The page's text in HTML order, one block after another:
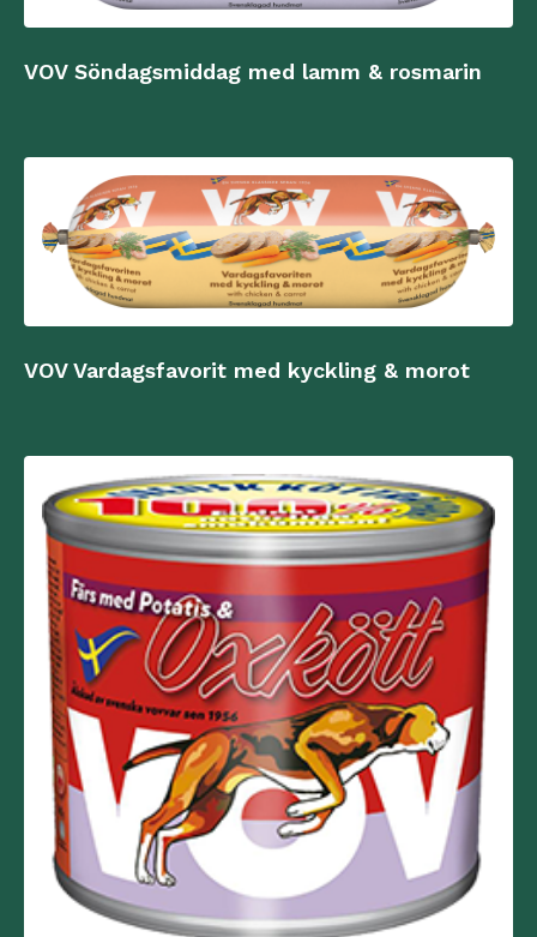
VOV Söndagsmiddag med lamm & rosmarin
VOV Vardagsfavorit med kyckling & morot